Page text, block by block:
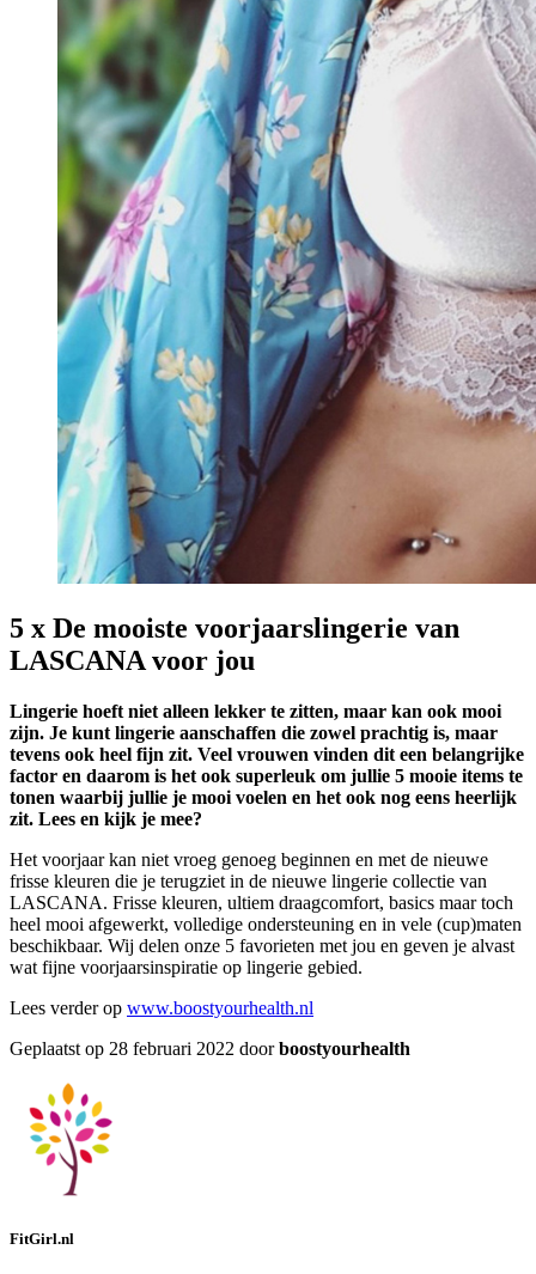
5 x De mooiste voorjaarslingerie van
LASCANA voor jou
Lingerie hoeft niet alleen lekker te zitten, maar kan ook mooi
zijn. Je kunt lingerie aanschaffen die zowel prachtig is, maar
tevens ook heel fijn zit. Veel vrouwen vinden dit een belangrijke
factor en daarom is het ook superleuk om jullie 5 mooie items te
tonen waarbij jullie je mooi voelen en het ook nog eens heerlijk
zit. Lees en kijk je mee?
Het voorjaar kan niet vroeg genoeg beginnen en met de nieuwe
frisse kleuren die je terugziet in de nieuwe lingerie collectie van
LASCANA. Frisse kleuren, ultiem draagcomfort, basics maar toch
heel mooi afgewerkt, volledige ondersteuning en in vele (cup)maten
beschikbaar. Wij delen onze 5 favorieten met jou en geven je alvast
wat fijne voorjaarsinspiratie op lingerie gebied.
Lees verder op www.boostyourhealth.nl
Geplaatst op 28 februari 2022 doorboostyourhealth
FitGirl.nl